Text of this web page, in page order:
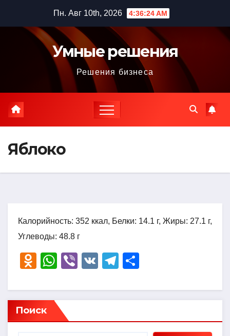
содержимому
Пн. Авг 10th, 2026 4:36:25 AM
Умные решения
Решения бизнеса
Яблоко
Калорийность: 352 ккал, Белки: 14.1 г, Жиры: 27.1 г,
Углеводы: 48.8 г
O
n
o
kl
W
at
s
A
Vi
er
V
T
e
a
р
в
Поиск